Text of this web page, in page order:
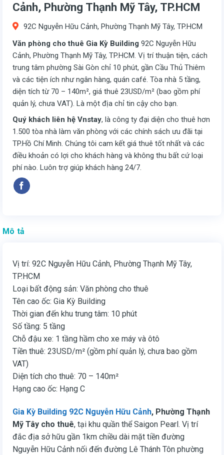
Cảnh, Phường Thạnh Mỹ Tây, TP.HCM
92C Nguyễn Hữu Cảnh, Phường Thạnh Mỹ Tây, TP.HCM
Văn phòng cho thuê Gia Kỳ Building 92C Nguyễn Hữu
Cảnh, Phường Thạnh Mỹ Tây, TP.HCM. Vị trí thuận tiện, cách
trung tâm phường Sài Gòn chỉ 10 phút, gần Cầu Thủ Thiêm
và các tiện ích như ngân hàng, quán café. Tòa nhà 5 tầng,
diện tích từ 70 – 140m², giá thuê 23USD/m² (bao gồm phí
quản lý, chưa VAT). Là một địa chỉ tin cậy cho bạn.
Quý khách liên hệ Vnstay, là công ty đại diện cho thuê hơn
1.500 tòa nhà làm văn phòng với các chính sách ưu đãi tại
TP.Hồ Chí Minh. Chúng tôi cam kết giá thuê tốt nhất và các
điều khoản có lợi cho khách hàng và không thu bất cứ loại
phí nào. Luôn trợ giúp khách hàng 24/7.
Mô tả
Vị trí: 92C Nguyễn Hữu Cảnh, Phường Thạnh Mỹ Tây,
TP.HCM
Loại bất động sản: Văn phòng cho thuê
Tên cao ốc: Gia Kỳ Building
Thời gian đến khu trung tâm: 10 phút
Số tầng: 5 tầng
Chỗ đậu xe: 1 tầng hầm cho xe máy và ôtô
Tiền thuê: 23USD/m² (gồm phí quản lý, chưa bao gồm
VAT)
Diện tích cho thuê: 70 – 140m²
Hạng cao ốc: Hạng C
Gia Kỳ Building 92C Nguyễn Hữu Cảnh, Phường Thạnh
Mỹ Tây cho thuê, tại khu quần thể Saigon Pearl. Vị trí
đắc địa sở hữu gần 1km chiều dài mặt tiền đường
Nguyễn Hữu Cảnh nối đến đường Lê Thánh Tôn phường